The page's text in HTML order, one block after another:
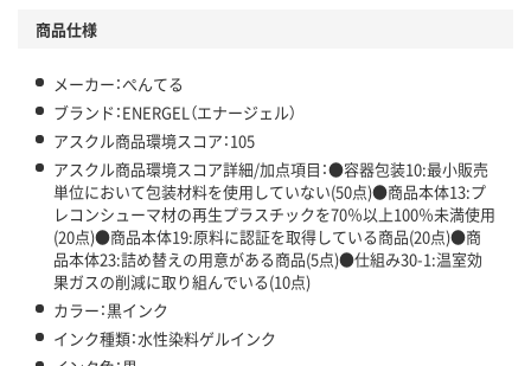
商品仕様
メーカー：ぺんてる
ブランド：ENERGEL（エナージェル）
アスクル商品環境スコア：105
アスクル商品環境スコア詳細/加点項目：●容器包装10:最小販売
単位において包装材料を使用していない(50点)●商品本体13:プ
レコンシューマ材の再生プラスチックを70％以上100％未満使用
(20点)●商品本体19:原料に認証を取得している商品(20点)●商
品本体23:詰め替えの用意がある商品(5点)●仕組み30-1:温室効
果ガスの削減に取り組んでいる(10点)
カラー：黒インク
インク種類：水性染料ゲルインク